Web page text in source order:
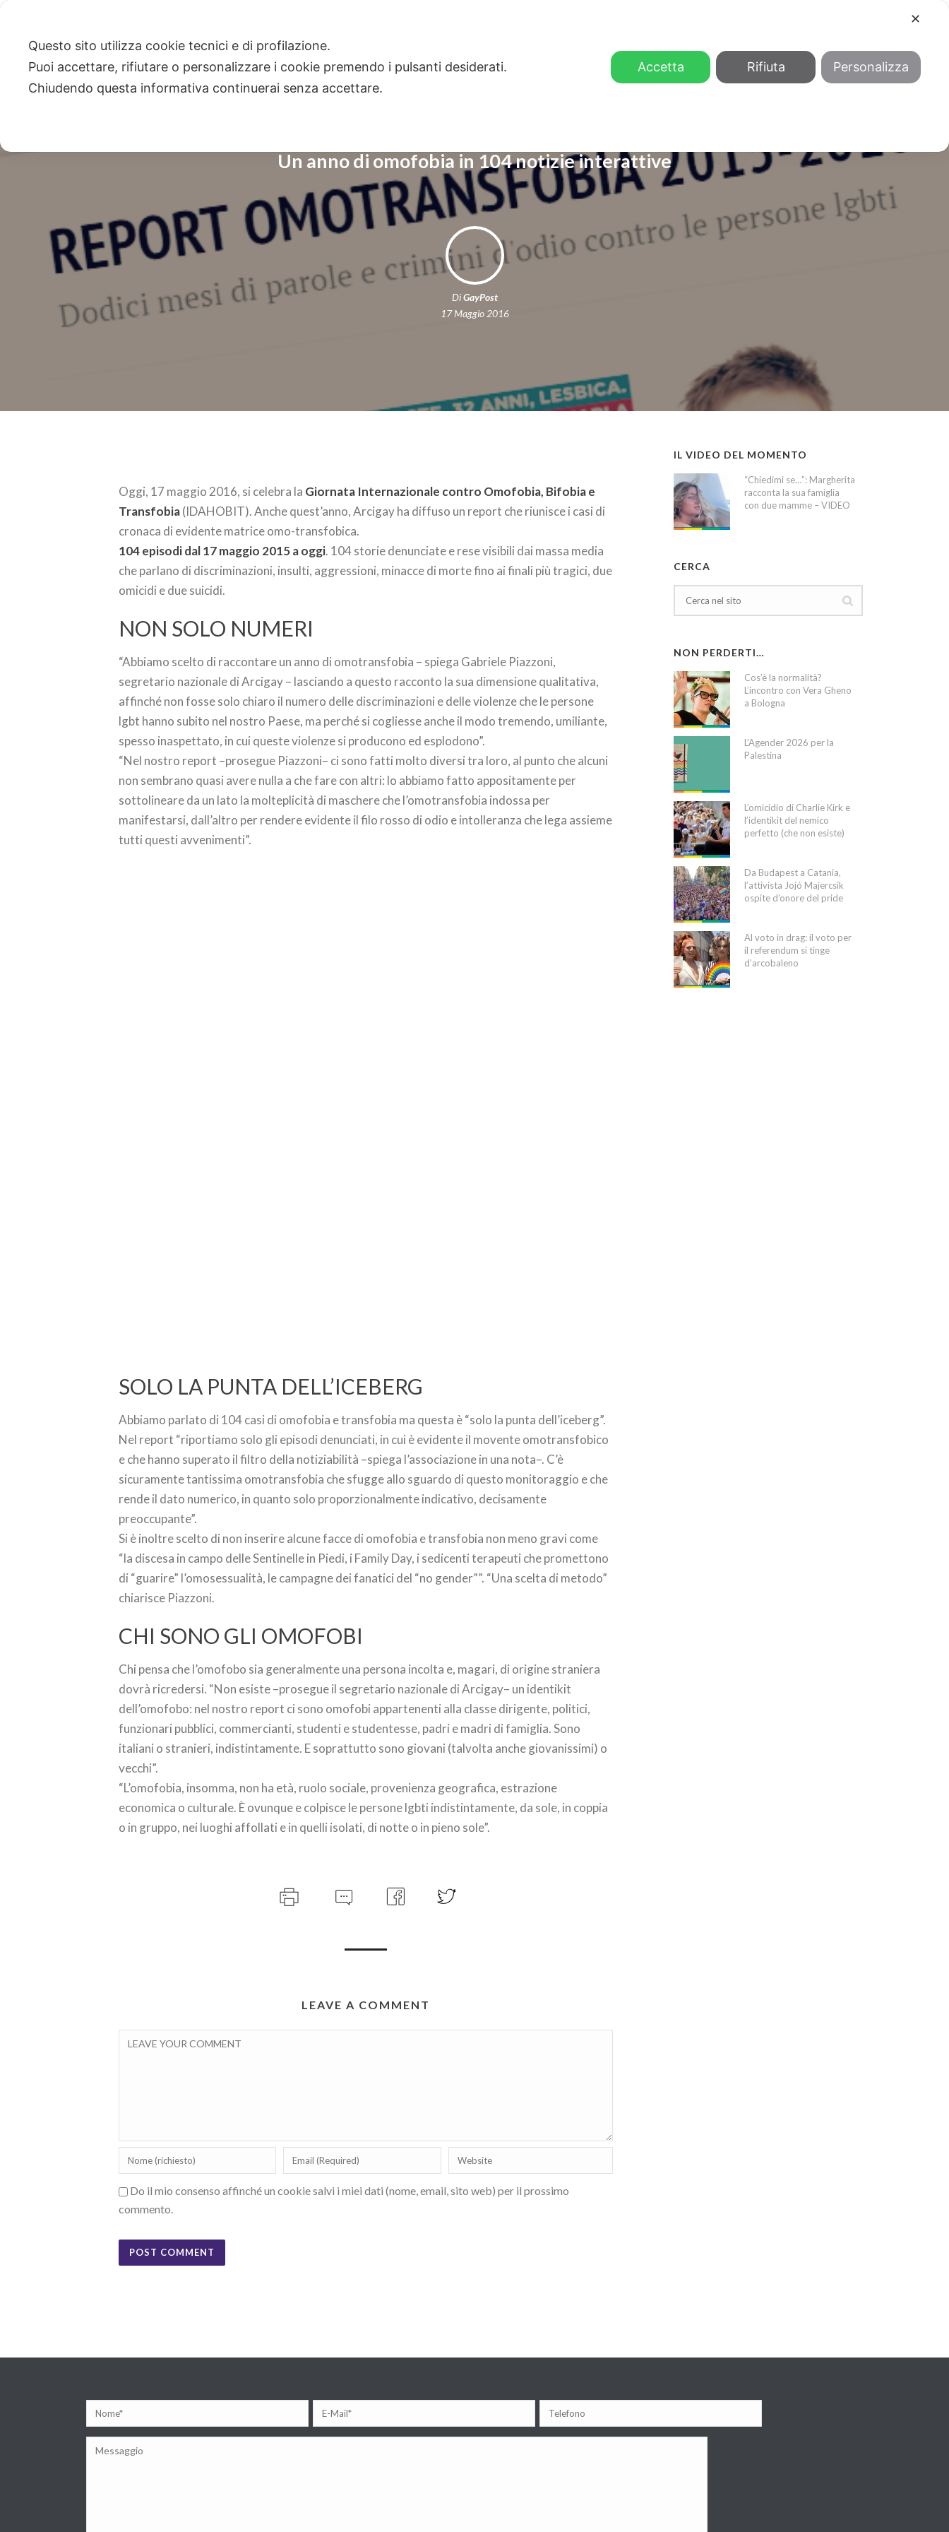
Un anno di omofobia in 104 notizie interattive
DiGayPost
17 Maggio 2016
Oggi, 17 maggio 2016, si celebra la Giornata Internazionale contro Omofobia, Bifobia e
Transfobia(IDAHOBIT). Anche quest’anno, Arcigay ha diffuso un report che riunisce i casi di
cronaca di evidente matrice omo-transfobica.
104 episodi dal 17 maggio 2015 a oggi. 104 storie denunciate e rese visibili dai massa media
che parlano di discriminazioni, insulti, aggressioni, minacce di morte fino ai finali più tragici, due
omicidi e due suicidi.
NON SOLO NUMERI
“Abbiamo scelto di raccontare un anno di omotransfobia – spiega Gabriele Piazzoni,
segretario nazionale di Arcigay – lasciando a questo racconto la sua dimensione qualitativa,
affinché non fosse solo chiaro il numero delle discriminazioni e delle violenze che le persone
lgbt hanno subito nel nostro Paese, ma perché si cogliesse anche il modo tremendo, umiliante,
spesso inaspettato, in cui queste violenze si producono ed esplodono”.
“Nel nostro report –prosegue Piazzoni– ci sono fatti molto diversi tra loro, al punto che alcuni
non sembrano quasi avere nulla a che fare con altri: lo abbiamo fatto appositamente per
sottolineare da un lato la molteplicità di maschere che l’omotransfobia indossa per
manifestarsi, dall’altro per rendere evidente il filo rosso di odio e intolleranza che lega assieme
tutti questi avvenimenti”.
SOLO LA PUNTA DELL’ICEBERG
Abbiamo parlato di 104 casi di omofobia e transfobia ma questa è “solo la punta dell’iceberg”.
Nel report “riportiamo solo gli episodi denunciati, in cui è evidente il movente omotransfobico
e che hanno superato il filtro della notiziabilità –spiega l’associazione in una nota–. C’è
sicuramente tantissima omotransfobia che sfugge allo sguardo di questo monitoraggio e che
rende il dato numerico, in quanto solo proporzionalmente indicativo, decisamente
preoccupante”.
Si è inoltre scelto di non inserire alcune facce di omofobia e transfobia non meno gravi come
“la discesa in campo delle Sentinelle in Piedi, i Family Day, i sedicenti terapeuti che promettono
di “guarire” l’omosessualità, le campagne dei fanatici del “no gender””. “Una scelta di metodo”
chiarisce Piazzoni.
CHI SONO GLI OMOFOBI
Chi pensa che l’omofobo sia generalmente una persona incolta e, magari, di origine straniera
dovrà ricredersi. “Non esiste –prosegue il segretario nazionale di Arcigay– un identikit
dell’omofobo: nel nostro report ci sono omofobi appartenenti alla classe dirigente, politici,
funzionari pubblici, commercianti, studenti e studentesse, padri e madri di famiglia. Sono
italiani o stranieri, indistintamente. E soprattutto sono giovani (talvolta anche giovanissimi) o
vecchi”.
“L’omofobia, insomma, non ha età, ruolo sociale, provenienza geografica, estrazione
economica o culturale. È ovunque e colpisce le persone lgbti indistintamente, da sole, in coppia
o in gruppo, nei luoghi affollati e in quelli isolati, di notte o in pieno sole”.
LEAVE A COMMENT
Do il mio consenso affinché un cookie salvi i miei dati (nome, email, sito web) per il prossimo
commento.
IL VIDEO DEL MOMENTO
“Chiedimi se…”: Margherita
racconta la sua famiglia
con due mamme – VIDEO
CERCA
NON PERDERTI…
Cos’è la normalità?
L’incontro con Vera Gheno
a Bologna
L’Agender 2026 per la
Palestina
L’omicidio di Charlie Kirk e
l’identikit del nemico
perfetto (che non esiste)
Da Budapest a Catania,
l’attivista Jojó Majercsik
ospite d’onore del pride
Al voto in drag: il voto per
il referendum si tinge
d’arcobaleno
✕
Questo sito utilizza cookie tecnici e di profilazione.
Puoi accettare, rifiutare o personalizzare i cookie premendo i pulsanti desiderati.
Chiudendo questa informativa continuerai senza accettare.
Accetta Rifiuta Personalizza